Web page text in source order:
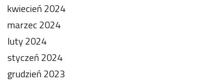
kwiecień 2024
marzec 2024
luty 2024
styczeń 2024
grudzień 2023